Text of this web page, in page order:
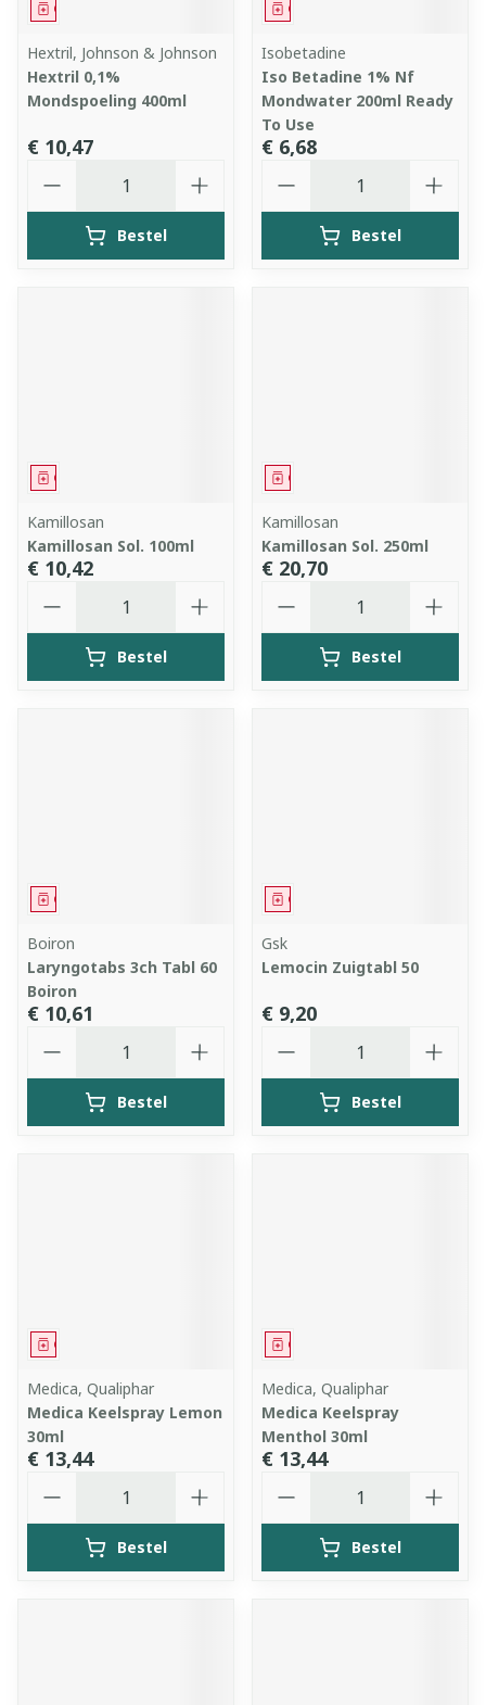
Geneesmiddel
Hextril, Johnson & Johnson
Hextril 0,1%
Mondspoeling 400ml
€ 10,47
Bestel
Geneesmiddel
Isobetadine
Iso Betadine 1% Nf
Mondwater 200ml Ready
To Use
€ 6,68
Bestel
Geneesmiddel
Kamillosan
Kamillosan Sol. 100ml
€ 10,42
Bestel
Geneesmiddel
Kamillosan
Kamillosan Sol. 250ml
€ 20,70
Bestel
Geneesmiddel
Boiron
Laryngotabs 3ch Tabl 60
Boiron
€ 10,61
Bestel
Geneesmiddel
Gsk
Lemocin Zuigtabl 50
€ 9,20
Bestel
Geneesmiddel
Medica, Qualiphar
Medica Keelspray Lemon
30ml
€ 13,44
Bestel
Geneesmiddel
Medica, Qualiphar
Medica Keelspray
Menthol 30ml
€ 13,44
Bestel